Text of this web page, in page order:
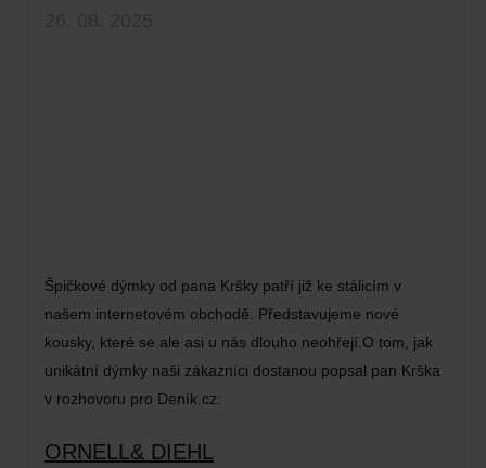
Špičkové dýmky od pana Kršky patří již ke stálicím v
našem internetovém obchodě. Představujeme nové
kousky, které se ale asi u nás dlouho neohřejí.O tom, jak
unikátní dýmky naši zákazníci dostanou popsal pan Krška
v rozhovoru pro Deník.cz:
ORNELL& DIEHL